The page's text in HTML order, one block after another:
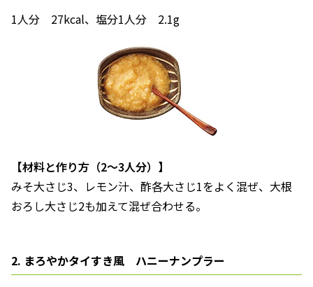
1人分 27kcal、塩分1人分 2.1g
【材料と作り方（2～3人分）】
みそ大さじ3、レモン汁、酢各大さじ1をよく混ぜ、大根
おろし大さじ2も加えて混ぜ合わせる。
2. まろやかタイすき風 ハニーナンプラー